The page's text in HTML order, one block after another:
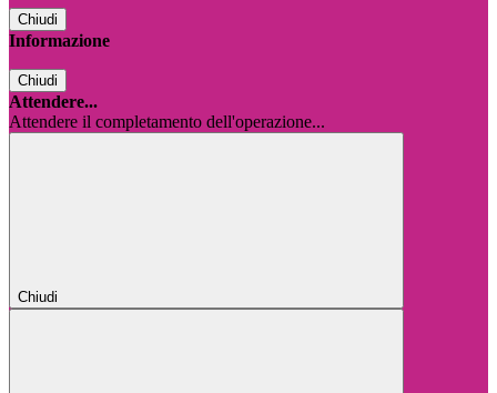
Chiudi
Informazione
Chiudi
Attendere...
Attendere il completamento dell'operazione...
Chiudi